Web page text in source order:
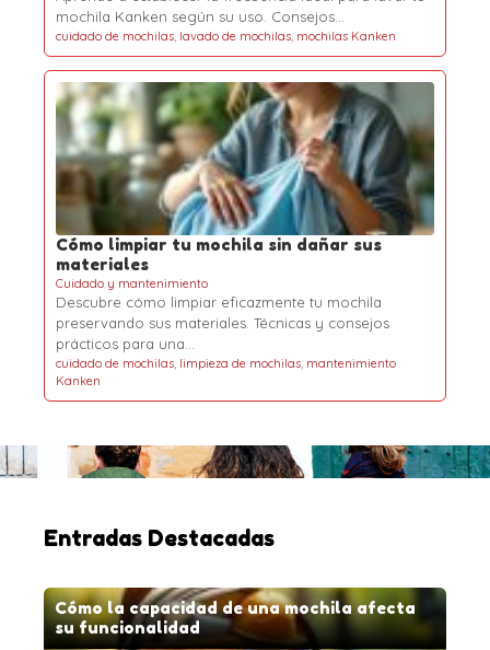
mochila Kanken según su uso. Consejos…
cuidado de mochilas, lavado de mochilas, mochilas Kanken
Cómo limpiar tu mochila sin dañar sus
materiales
Cuidado y mantenimiento
Descubre cómo limpiar eficazmente tu mochila
preservando sus materiales. Técnicas y consejos
prácticos para una…
cuidado de mochilas, limpieza de mochilas, mantenimiento
Kanken
Entradas Destacadas
Cómo la capacidad de una mochila afecta
su funcionalidad